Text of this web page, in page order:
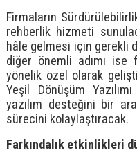
Firmaların
rehberlik hizmeti
hâle gelmesi için gerekli
diğer önemli adımı ise
yönelik özel olarak
Yeşil Dönüşüm
yazılım desteğini bir
sürecini kolaylaştıracak.
Farkındalık etkinlikleri